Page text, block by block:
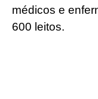
médicos e
600 leitos.